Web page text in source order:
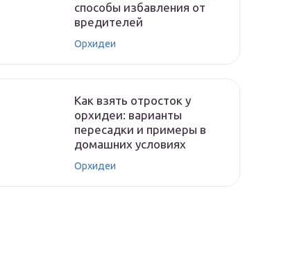
способы избавления от
вредителей
Орхидеи
Как взять отросток у
орхидеи: варианты
пересадки и примеры в
домашних условиях
Орхидеи